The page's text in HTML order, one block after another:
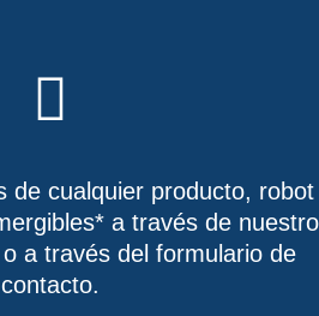
de cualquier producto, robot
a través de nuestro
a través del formulario de
contacto.